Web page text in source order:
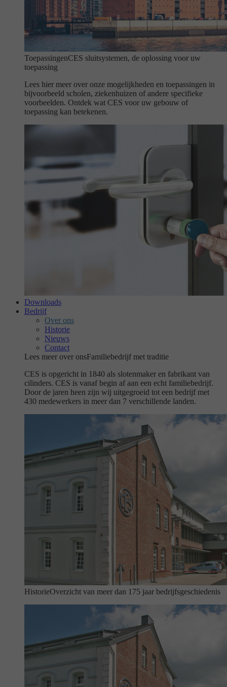
ToepassingenCES sluitsystemen, de oplossing voor uw
toepassing
Lees hier meer over onze mogelijkheden en toepassingen in
bijvoorbeeld scholen, ziekenhuizen of andere specifieke
voorbeelden. Ontdek wat CES voor uw gebouw of
toepassing kan betekenen.
Downloads
Bedrijf
Over ons
Historie
Nieuws
Contact
Lees meer over onsFamiliebedrijf met traditie
CES is opgericht in 1840 als slotenmaker en fabrikant van
cilinders. CES is vanaf begin af aan een echt familiebedrijf.
Door de jaren heen zijn wij uitgegroeid tot een bedrijf met
430 medewerkers in meer dan 7 verschillende landen.
HistorieOverzicht van meer dan 175 jaar bedrijfsgeschiedenis